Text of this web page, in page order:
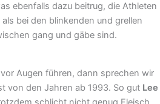
ebenfalls dazu beitrug, die Athleten
bei den blinkenden und grellen
gang und gäbe sind.
Augen führen, dann sprechen wir
von den Jahren ab 1993. So gut Lee